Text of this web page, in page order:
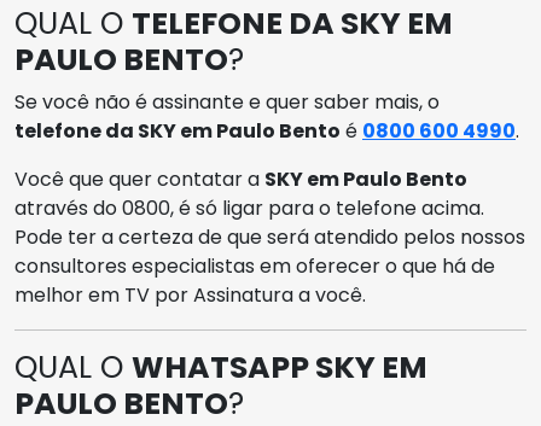
QUAL O TELEFONE DA SKY EM
PAULO BENTO?
Se você não é assinante e quer saber mais, o
telefone da SKY em Paulo Bento é 0800 600 4990.
Você que quer contatar a SKY em Paulo Bento
através do 0800, é só ligar para o telefone acima.
Pode ter a certeza de que será atendido pelos nossos
consultores especialistas em oferecer o que há de
melhor em TV por Assinatura a você.
QUAL O WHATSAPP SKY EM
PAULO BENTO?